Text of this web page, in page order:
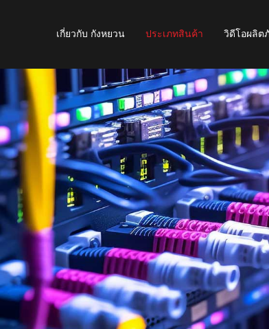
เกี่ยวกับ กังหยวน ประเภทสินค้า วิดีโอผลิ